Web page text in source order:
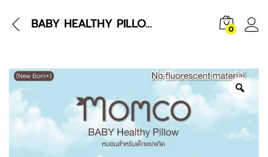
BABY HEALTHY PILLOW 0